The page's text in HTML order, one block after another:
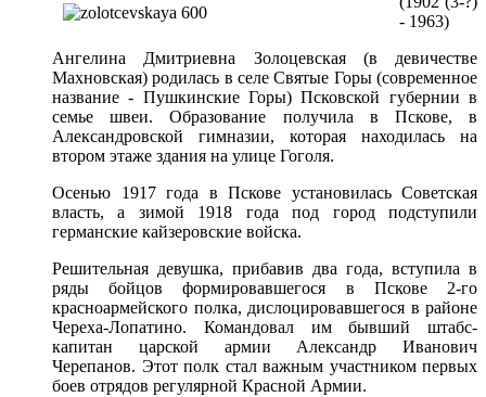
- 1963)
Ангелина Дмитриевна Золоцевская (в девичестве
Махновская) родилась в селе Святые Горы (современное
название - Пушкинские Горы) Псковской губернии в
семье швеи. Образование получила в Пскове, в
Александровской гимназии, которая находилась на
втором этаже здания на улице Гоголя.
Осенью 1917 года в Пскове установилась Советская
власть, а зимой 1918 года под город подступили
германские кайзеровские войска.
Решительная девушка, прибавив два года, вступила в
ряды бойцов формировавшегося в Пскове 2-го
красноармейского полка, дислоцировавшегося в районе
Череха-Лопатино. Командовал им бывший штабс-
капитан царской армии Александр Иванович
Черепанов. Этот полк стал важным участником первых
боев отрядов регулярной Красной Армии.